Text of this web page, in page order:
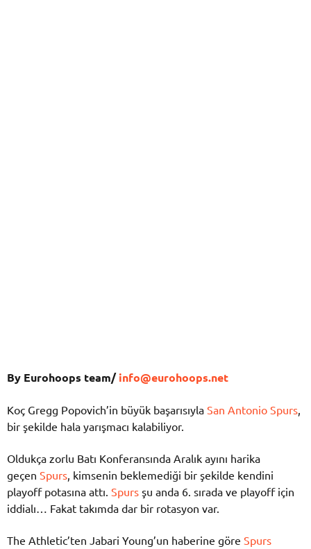
By Eurohoops team/info@eurohoops.net
Koç Gregg Popovich’in büyük başarısıyla San Antonio Spurs
bir şekilde hala yarışmacı kalabiliyor.
Oldukça zorlu Batı Konferansında Aralık ayını harika
geçen Spurs, kimsenin beklemediği bir şekilde kendini
playoff potasına attı. Spurs şu anda 6. sırada ve playoff için
iddialı… Fakat takımda dar bir rotasyon var.
The Athletic’ten Jabari Young’un haberine göre Spurs